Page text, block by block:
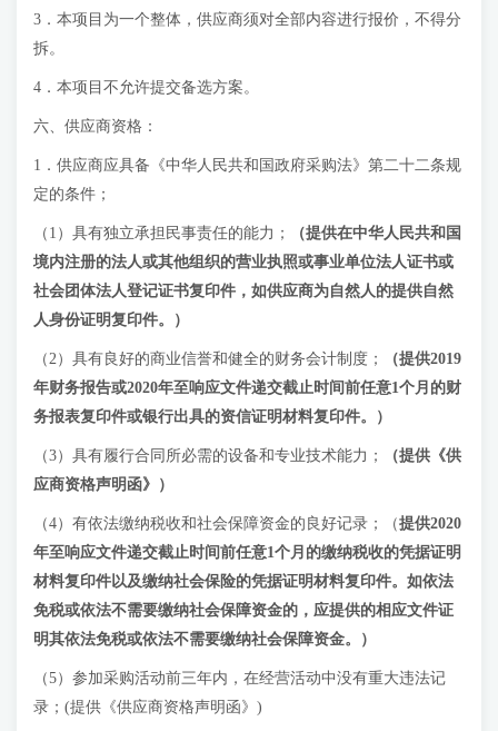
3．本项目为一个整体，供应商须对全部内容进行报价，不得分
拆。
4．本项目不允许提交备选方案。
六、供应商资格：
1．供应商应具备《中华人民共和国政府采购法》第二十二条规
定的条件；
（1）具有独立承担民事责任的能力；
（提供在中华人民共和国
境内注册的法人或其他组织的营业执照或事业单位法人证书或
社会团体法人登记证书复印件，如供应商为自然人的提供自然
人身份证明复印件。）
（2）具有良好的商业信誉和健全的财务会计制度； （提供2019
年财务报告或2020年至响应文件递交截止时间前任意1个月的财
务报表复印件或银行出具的资信证明材料复印件。
）
（3）具有履行合同所必需的设备和专业技术能力；
（提供《供
应商资格声明函》）
（4）有依法缴纳税收和社会保障资金的良好记录；（提供2020
年至响应文件递交截止时间前任意1个月的缴纳税收的凭据证明
材料复印件以及缴纳社会保险的凭据证明材料复印件。 如依法
免税或依法不需要缴纳社会保障资金的，应提供的相应文件证
明其依法免税或依法不需要缴纳社会保障资金。 ）
（5）参加采购活动前三年内，在经营活动中没有重大违法记
录；(提供《供应商资格声明函》)